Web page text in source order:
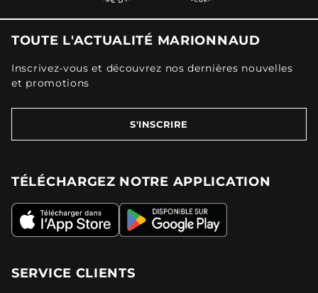
TOUTE L'ACTUALITÉ MARIONNAUD
Inscrivez-vous et découvrez nos dernières nouvelles
et promotions
S'INSCRIRE
TÉLÉCHARGEZ NOTRE APPLICATION
SERVICE CLIENTS